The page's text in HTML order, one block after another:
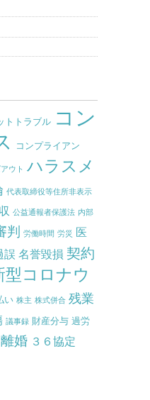
トトラブル コン
コンプライアン
ウト ハラスメ
代表取締役等住所非表示
公益通報者保護法 内部
判 労働時間 労災
医
誤 名誉毀損 契約
型コロナウ
い 株主 株式併合 残業
議事録 財産分与 過労
離婚 ３６協定